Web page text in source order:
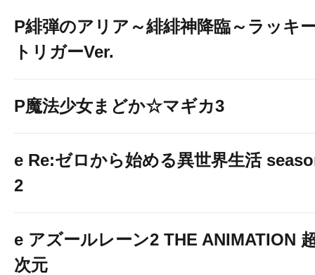
P緋弾のアリア～緋緋神降臨～ラッキ
トリガーVer.
P魔法少女まどか☆マギカ3
e Re:ゼロから始める異世界生活
2
e アズールレーン2 THE ANIMATION
次元